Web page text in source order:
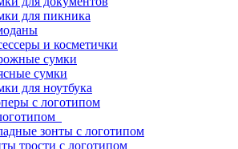
для пикника
и косметички
сумки
сумки
для ноутбука
с логотипом
зонты с логотипом
трости с логотипом